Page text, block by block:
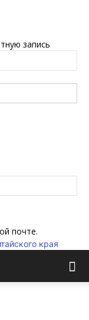
запись
почте.
края